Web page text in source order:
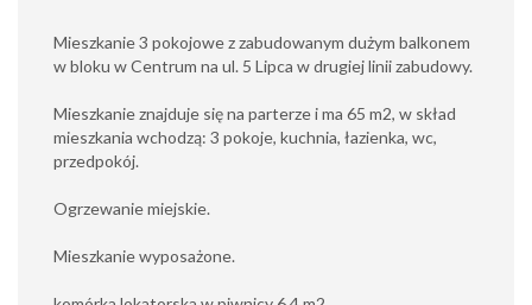
Mieszkanie 3 pokojowe z zabudowanym dużym balkonem
w bloku w Centrum na ul. 5 Lipca w drugiej linii zabudowy.
Mieszkanie znajduje się na parterze i ma 65 m2, w skład
mieszkania wchodzą: 3 pokoje, kuchnia, łazienka, wc,
przedpokój.
Ogrzewanie miejskie.
Mieszkanie wyposażone.